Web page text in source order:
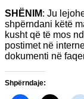
SHËNIM: Ju
shpërndani këtë
kusht që të mos
postimet në
dokumenti në
Shpërndaje: